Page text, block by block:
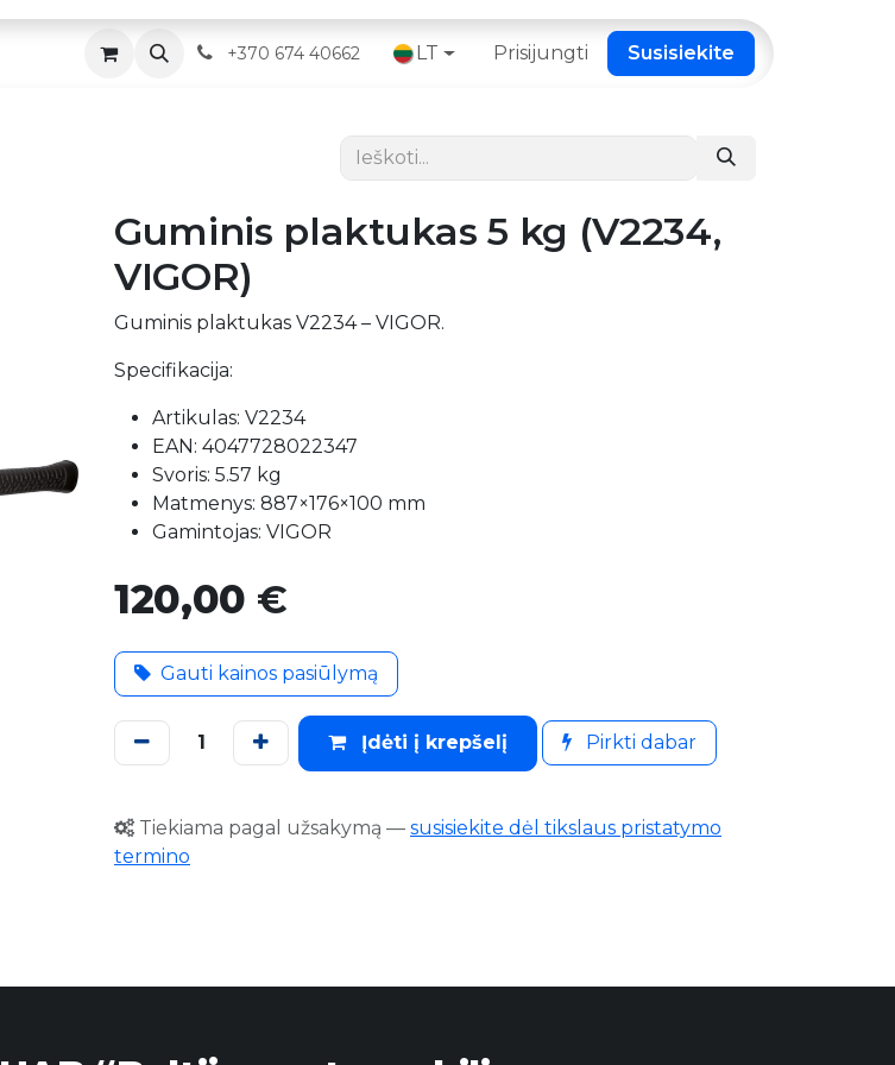
Servisas Kontaktai
+370 674 40662 LT Prisijungti Susisiekite
Guminis plaktukas 5 kg (V2234,
VIGOR)
Guminis plaktukas V2234 – VIGOR.
Specifikacija:
Artikulas: V2234
EAN: 4047728022347
Svoris: 5.57 kg
Matmenys: 887×176×100 mm
Gamintojas: VIGOR
120,00 €
Gauti kainos pasiūlymą
Įdėti į krepšelį Pirkti dabar
Tiekiama pagal užsakymą — susisiekite dėl tikslaus pristatymo
termino